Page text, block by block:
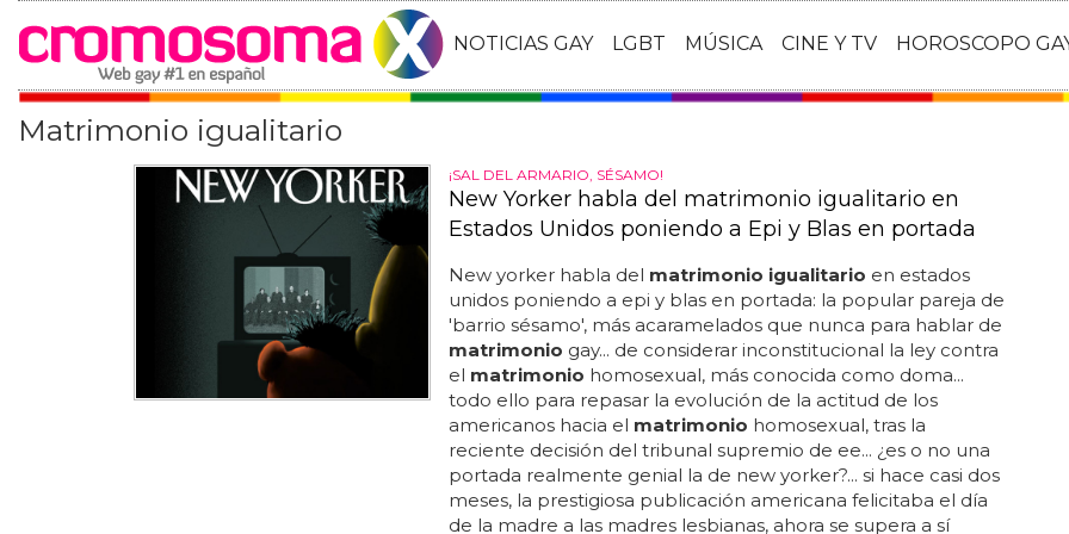
NOTICIAS GAY LGBT MÚSICA CINE Y TV HOROSCOPO
Matrimonio igualitario
¡SAL DEL ARMARIO, SÉSAMO!
New Yorker habla del matrimonio igualitario en
Estados Unidos poniendo a Epi y Blas en portada
New yorker habla del matrimonio igualitario en estados
unidos poniendo a epi y blas en portada: la popular pareja de
'barrio sésamo', más acaramelados que nunca para hablar de
matrimonio gay... de considerar inconstitucional la ley contra
el matrimonio homosexual, más conocida como doma...
todo ello para repasar la evolución de la actitud de los
americanos hacia el matrimonio homosexual, tras la
reciente decisión del tribunal supremio de ee... ¿es o no una
portada realmente genial la de new yorker?... si hace casi dos
meses, la prestigiosa publicación americana felicitaba el día
de la madre a las madres lesbianas, ahora se supera a sí